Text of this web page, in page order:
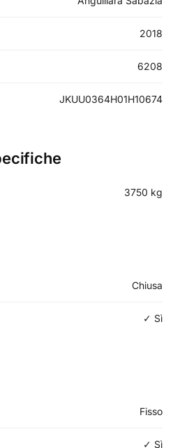
2018
6208
JKUU0364H01H10674
3750 kg
Chiusa
✓ Sì
Fisso
✓ Sì